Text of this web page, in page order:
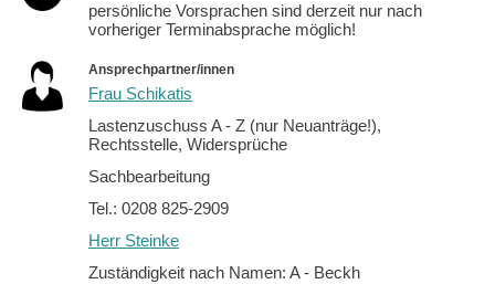
persönliche Vorsprachen sind derzeit nur nach
vorheriger Terminabsprache möglich!
Ansprechpartner/innen
Frau Schikatis
Lastenzuschuss A - Z (nur Neuanträge!),
Rechtsstelle, Widersprüche
Sachbearbeitung
Tel.: 0208 825-2909
Herr Steinke
Zuständigkeit nach Namen: A - Beckh